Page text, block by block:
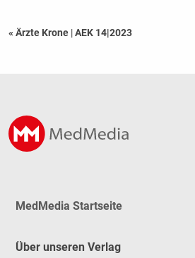
« Ärzte Krone |AEK 14|2023
MedMedia Startseite
Über unseren Verlag